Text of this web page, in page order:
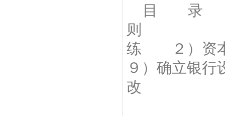
目 录
则
练
９）确立银
改